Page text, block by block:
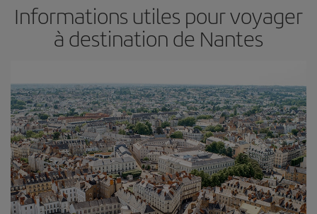
Informations utiles pour voyager
à destination de Nantes